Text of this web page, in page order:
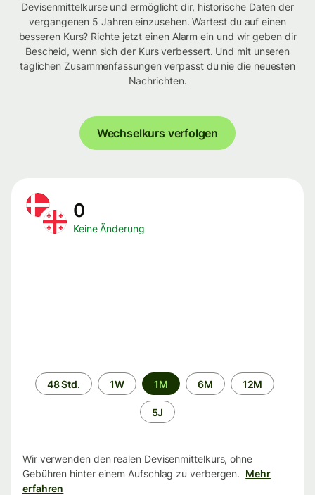
Devisenmittelkurse und ermöglicht dir, historische Daten der
vergangenen 5 Jahren einzusehen. Wartest du auf einen
besseren Kurs? Richte jetzt einen Alarm ein und wir geben dir
Bescheid, wenn sich der Kurs verbessert. Und mit unseren
täglichen Zusammenfassungen verpasst du nie die neuesten
Nachrichten.
Wechselkurs verfolgen
0
Keine Änderung
Zeitraum
48 Std. 1W 1M 6M 12M
5J
Wir verwenden den realen Devisenmittelkurs, ohne
Gebühren hinter einem Aufschlag zu verbergen. Mehr
erfahren